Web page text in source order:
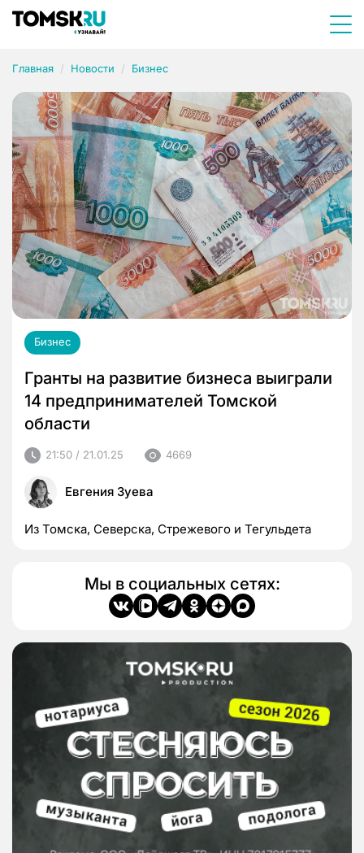
Главная Новости Бизнес
Бизнес
Гранты на развитие бизнеса выиграли
14 предпринимателей Томской
области
21:50 / 21.01.25 4669
Евгения Зуева
Из Томска, Северска, Стрежевого и Тегульдета
Мы в социальных сетях: